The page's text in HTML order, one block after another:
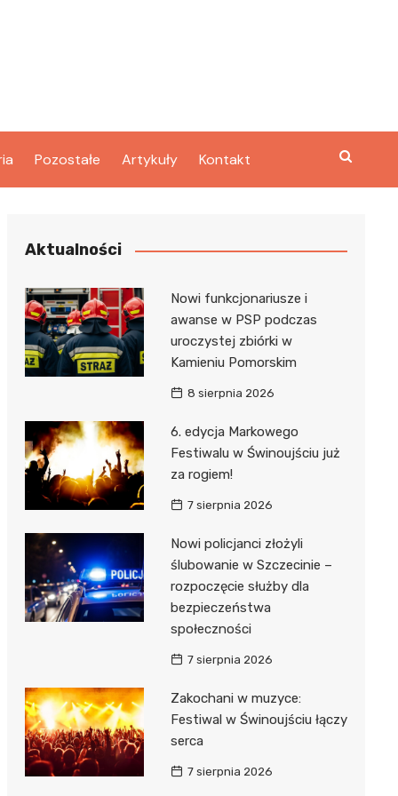
Pozostałe Artykuły Kontakt
Aktualności
Nowi funkcjonariusze i
awanse w PSP podczas
uroczystej zbiórki w
Kamieniu Pomorskim
8 sierpnia 2026
6. edycja Markowego
Festiwalu w Świnoujściu już
za rogiem!
7 sierpnia 2026
Nowi policjanci złożyli
ślubowanie w Szczecinie –
rozpoczęcie służby dla
bezpieczeństwa
społeczności
7 sierpnia 2026
Zakochani w muzyce:
Festiwal w Świnoujściu łączy
serca
7 sierpnia 2026